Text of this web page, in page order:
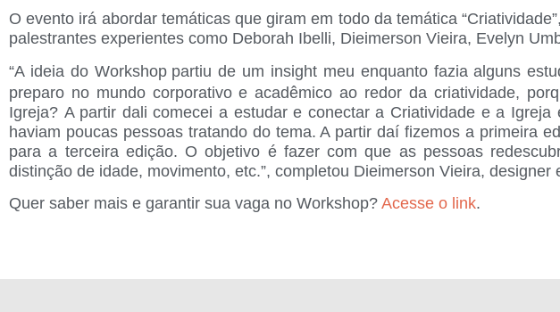
O evento irá abordar temáticas que giram em todo da temática
palestrantes experientes como Deborah Ibelli, Dieimerson Vieira, Evelyn
“A ideia do Workshop partiu de um insight meu enquanto fazia alguns
preparo no mundo corporativo e acadêmico ao redor da criatividade,
Igreja? A partir dali comecei a estudar e conectar a Criatividade e a
haviam poucas pessoas tratando do tema. A partir daí fizemos a primeira
para a terceira edição. O objetivo é fazer com que as pessoas
distinção de idade, movimento, etc.”, completou Dieimerson Vieira, designer
Quer saber mais e garantir sua vaga no Workshop? Acesse o link.